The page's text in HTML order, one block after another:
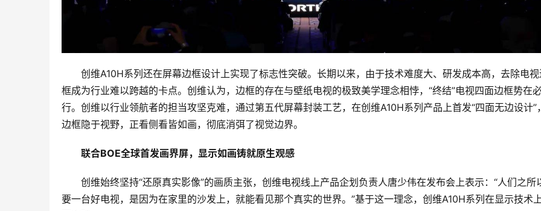
创维A10H系列还在屏幕边框设计上实现了标志性突破。长期以来，由于技术难度大、研发成本高，去除电
框成为行业难以跨越的卡点。创维认为，边框的存在与壁纸电视的极致美学理念相悖，“终结”电视四面边框势在
行。创维以行业领航者的担当攻坚克难，通过第五代屏幕封装工艺，在创维A10H系列产品上首发“四面无边设计”
边框隐于视野，正看侧看皆如画，彻底消弭了视觉边界。
联合BOE全球首发画界屏，显示如画铸就原生观感
创维始终坚持“还原真实影像”的画质主张，创维电视线上产品企划负责人唐少伟在发布会上表示：“人们之所
要一台好电视，是因为在家里的沙发上，就能看见那个真实的世界。”基于这一理念，创维A10H系列在显示技术